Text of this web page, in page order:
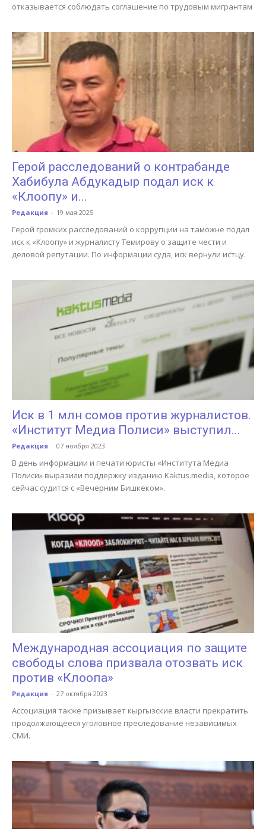
отказывается соблюдать соглашение по трудовым мигрантам
Герой расследований о контрабанде
Хабибула Абдукадыр подал иск к
«Клоопу» и...
Редакция - 19 мая 2025
Герой громких расследований о коррупции на таможне подал
иск к «Клоопу» и журналисту Темирову о защите чести и
деловой репутации. По информации суда, иск вернули истцу.
Иск в 1 млн сомов против журналистов.
«Институт Медиа Полиси» выступил...
Редакция - 07 ноября 2023
В день информации и печати юристы «Института Медиа
Полиси» выразили поддержку изданию Kaktus.media, которое
сейчас судится с «Вечерним Бишкеком».
Международная ассоциация по защите
свободы слова призвала отозвать иск
против «Клоопа»
Редакция - 27 октября 2023
Ассоциация также призывает кыргызские власти прекратить
продолжающееся уголовное преследование независимых
СМИ.